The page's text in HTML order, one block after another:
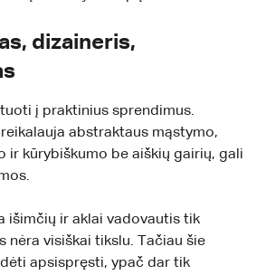
dizaineris,
į praktinius sprendimus.
abstraktaus mąstymo,
ir kūrybiškumo be aiškių gairių, gali
išimčių ir aklai vadovautis tik
nėra visiškai tikslu. Tačiau šie
apsispręsti, ypač dar tik